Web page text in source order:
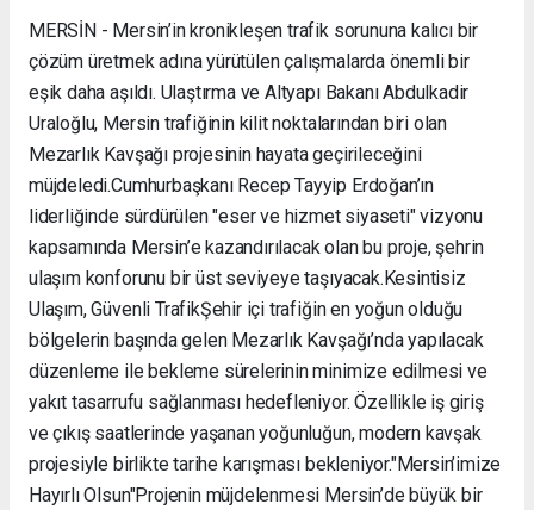
MERSİN - Mersin’in kronikleşen trafik sorununa kalıcı bir
çözüm üretmek adına yürütülen çalışmalarda önemli bir
eşik daha aşıldı. Ulaştırma ve Altyapı Bakanı Abdulkadir
Uraloğlu, Mersin trafiğinin kilit noktalarından biri olan
Mezarlık Kavşağı projesinin hayata geçirileceğini
müjdeledi. ​Cumhurbaşkanı Recep Tayyip Erdoğan’ın
liderliğinde sürdürülen "eser ve hizmet siyaseti" vizyonu
kapsamında Mersin’e kazandırılacak olan bu proje, şehrin
ulaşım konforunu bir üst seviyeye taşıyacak. ​Kesintisiz
Ulaşım, Güvenli Trafik ​Şehir içi trafiğin en yoğun olduğu
bölgelerin başında gelen Mezarlık Kavşağı’nda yapılacak
düzenleme ile bekleme sürelerinin minimize edilmesi ve
yakıt tasarrufu sağlanması hedefleniyor. Özellikle iş giriş
ve çıkış saatlerinde yaşanan yoğunluğun, modern kavşak
projesiyle birlikte tarihe karışması bekleniyor. ​"Mersin’imize
Hayırlı Olsun" ​Projenin müjdelenmesi Mersin’de büyük bir